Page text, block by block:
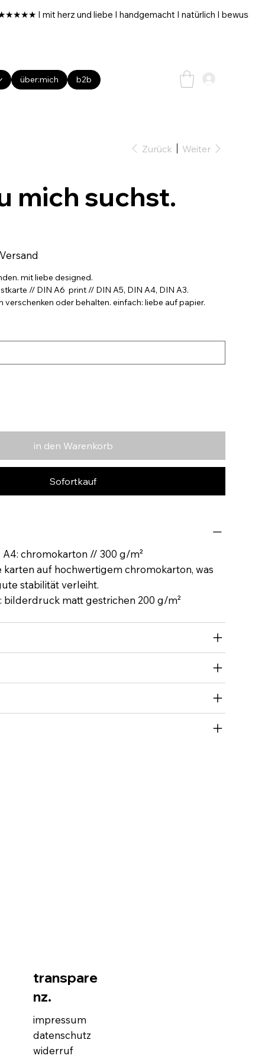
über:mich b2b
Zurück Weiter
mich suchst.
mit liebe designed.
// DIN A6 print // DIN A5, DIN A4, DIN A3.
verschenken oder behalten. einfach: liebe auf papier.
in den Warenkorb
Sofortkauf
chromokarton // 300 g/m²
auf hochwertigem chromokarton, was
stabilität verleiht.
bilderdruck matt gestrichen 200 g/m²
transpare
nz.
impressum
datenschutz
widerruf